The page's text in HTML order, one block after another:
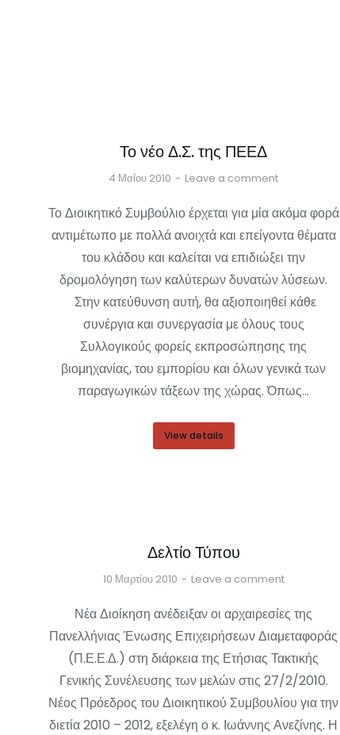
Το νέο Δ.Σ. της ΠΕΕΔ
4 Μαΐου 2010 Leave a comment
Το Διοικητικό Συμβούλιο έρχεται για μία ακόμα φορά
αντιμέτωπο με πολλά ανοιχτά και επείγοντα θέματα
του κλάδου και καλείται να επιδιώξει την
δρομολόγηση των καλύτερων δυνατών λύσεων.
Στην κατεύθυνση αυτή, θα αξιοποιηθεί κάθε
συνέργια και συνεργασία με όλους τους
Συλλογικούς φορείς εκπροσώπησης της
βιομηχανίας, του εμπορίου και όλων γενικά των
παραγωγικών τάξεων της χώρας. Όπως…
View details
Δελτίο Τύπου
10 Μαρτίου 2010 Leave a comment
Νέα Διοίκηση ανέδειξαν οι αρχαιρεσίες της
Πανελλήνιας Ένωσης Επιχειρήσεων Διαμεταφοράς
(Π.Ε.Ε.Δ.) στη διάρκεια της Ετήσιας Τακτικής
Γενικής Συνέλευσης των μελών στις 27/2/2010.
Νέος Πρόεδρος του Διοικητικού Συμβουλίου για την
διετία 2010 – 2012, εξελέγη ο κ. Ιωάννης Ανεζίνης. Η